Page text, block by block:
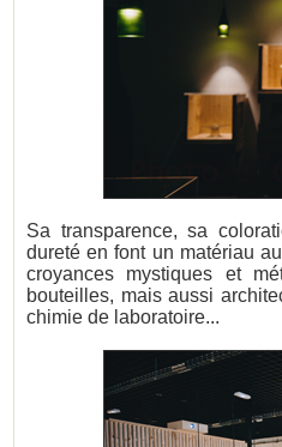
Sa transparence, sa
dureté en font un matériau
croyances mystiques et
bouteilles, mais aussi
chimie de laboratoire...